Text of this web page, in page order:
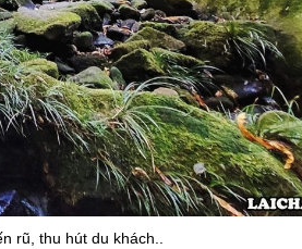
rũ, thu hút du khách..